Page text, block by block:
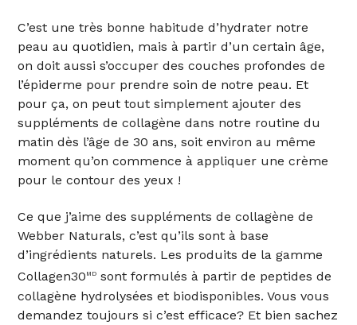
C’est une très bonne habitude d’hydrater notre
peau au quotidien, mais à partir d’un certain âge,
on doit aussi s’occuper des couches profondes de
l’épiderme pour prendre soin de notre peau. Et
pour ça, on peut tout simplement ajouter des
suppléments de collagène dans notre routine du
matin dès l’âge de 30 ans, soit environ au même
moment qu’on commence à appliquer une crème
pour le contour des yeux !
Ce que j’aime des suppléments de collagène de
Webber Naturals, c’est qu’ils sont à base
d’ingrédients naturels. Les produits de la gamme
Collagen30 MD sont formulés à partir de peptides de
collagène hydrolysées et biodisponibles. Vous vous
demandez toujours si c’est efficace? Et bien sachez